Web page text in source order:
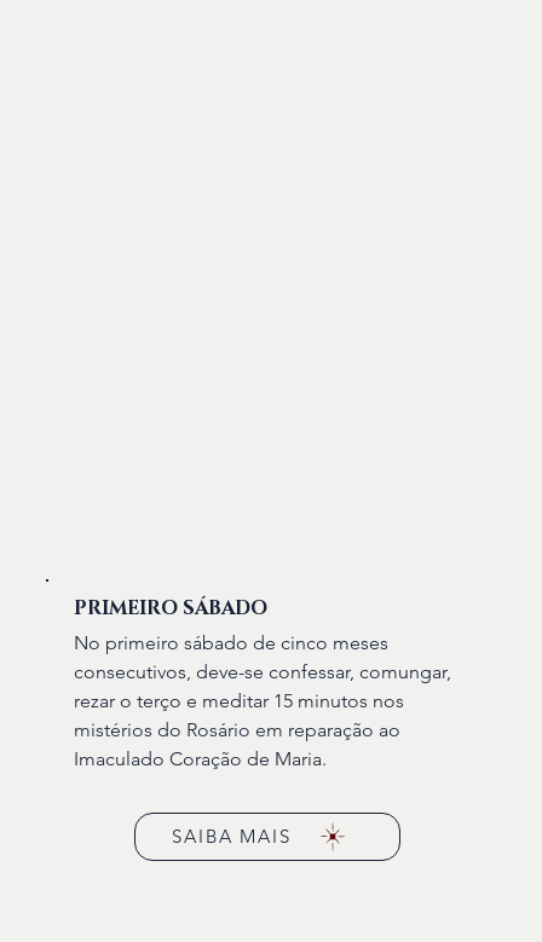
PRIMEIRO SÁBADO
No primeiro sábado de cinco meses
consecutivos, deve-se confessar, comungar,
rezar o terço e meditar 15 minutos nos
mistérios do Rosário em reparação ao
Imaculado Coração de Maria.
SAIBA MAIS